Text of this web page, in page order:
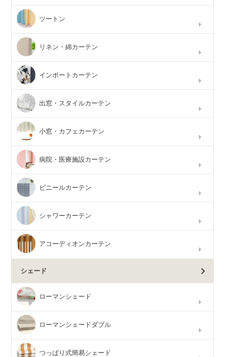
ツートン
リネン・綿カーテン
インポートカーテン
出窓・スタイルカーテン
小窓・カフェカーテン
病院・医療施設カーテン
ビニールカーテン
シャワーカーテン
アコーディオンカーテン
シェード
ローマンシェード
ローマンシェードダブル
つっぱり式簡易シェード